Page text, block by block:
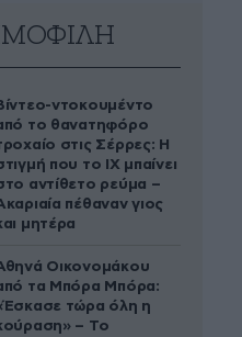
ντοκουμέντο
το θανατηφόρο
στις Σέρρες: Η
που το ΙΧ μπαίνει
αντίθετο ρεύμα –
πέθαναν γιος
μητέρα
Οικονομάκου
τα Μπόρα Μπόρα:
τώρα όλη η
– Το